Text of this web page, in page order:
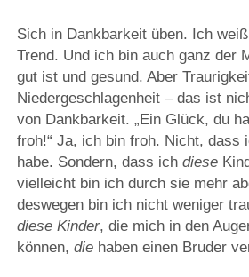
Sich in Dankbarkeit üben. Ich
Trend. Und ich bin auch ganz der
gut ist und gesund. Aber
Niedergeschlagenheit – das ist
von Dankbarkeit. „Ein Glück, du
froh!“ Ja, ich bin froh. Nicht, dass
habe. Sondern, dass ich diese
vielleicht bin ich durch sie mehr
deswegen bin ich nicht weniger
diese Kinder, die mich in den
können, die haben einen Bruder